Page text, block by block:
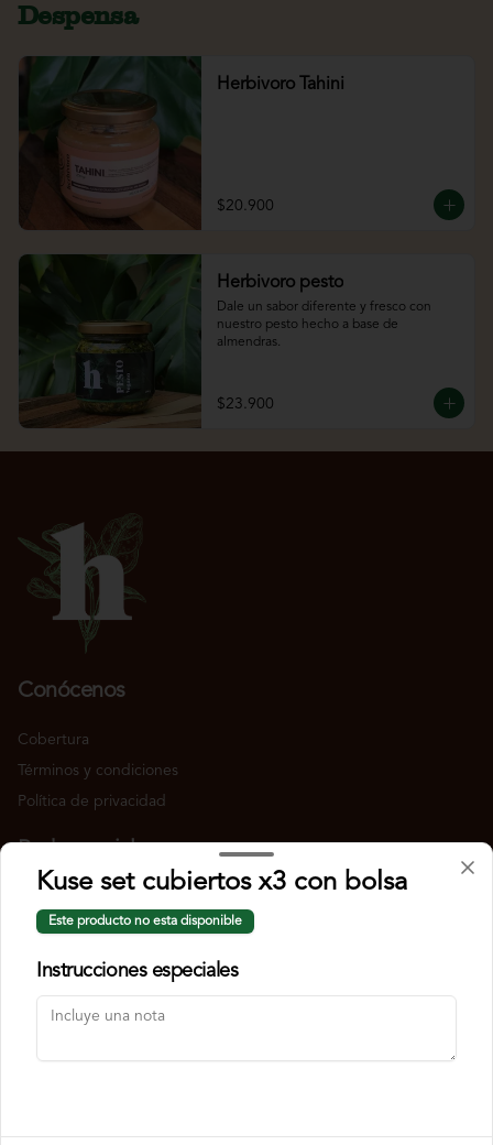
Despensa
Herbivoro Tahini
$20.900
Herbivoro pesto
Dale un sabor diferente y fresco con
nuestro pesto hecho a base de
almendras.
$23.900
Conócenos
Cobertura
Términos y condiciones
Política de privacidad
Redes sociales
Facebook
Iniciar sesión
Kuse set cubiertos x3 con bolsa
Este producto no esta disponible
Instrucciones especiales